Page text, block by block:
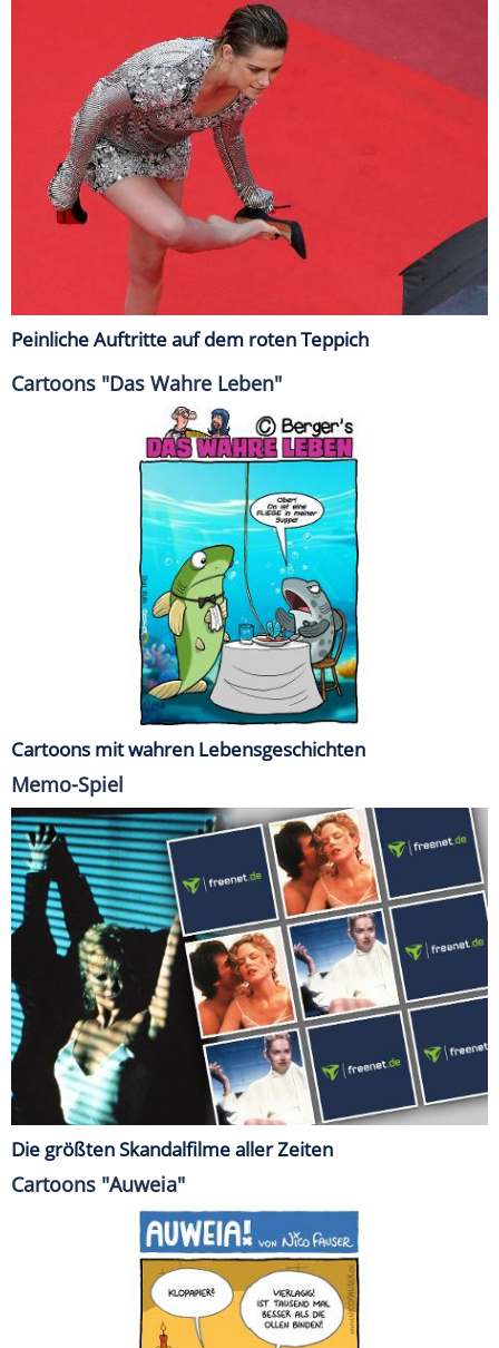
Peinliche Auftritte auf dem roten Teppich
Cartoons "Das Wahre Leben"
Cartoons mit wahren Lebensgeschichten
Memo-Spiel
Die größten Skandalfilme aller Zeiten
Cartoons "Auweia"